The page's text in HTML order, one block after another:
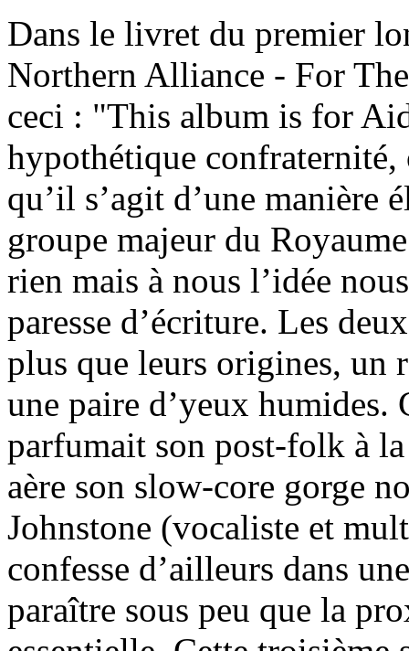
Dans le livret du premier
Northern Alliance - For
ceci : "This album is for
hypothétique confraternité,
qu’il s’agit d’une manière
groupe majeur du
rien mais à nous l’idée
paresse d’écriture. Les
plus que leurs origines, un
une paire d’yeux humides.
parfumait son post-folk à
aère son slow-core gorge
Johnstone (vocaliste et
confesse d’ailleurs dans
paraître sous peu que la